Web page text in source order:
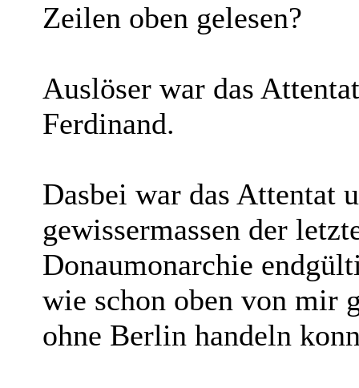
Zeilen oben gelesen?
Auslöser war das
Ferdinand.
Dasbei war das Attentat
gewissermassen der
Donaumonarchie
wie schon oben von mir
ohne Berlin handeln